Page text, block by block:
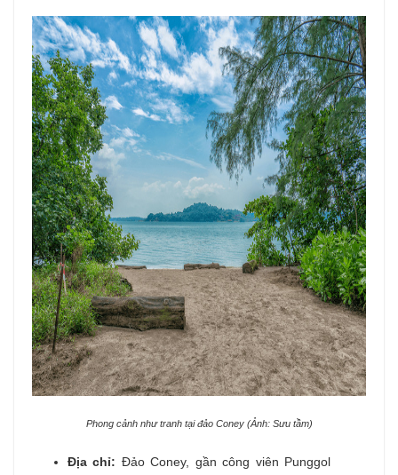
Phong cảnh như tranh tại đảo Coney (Ảnh: Sưu tầm)
Địa chỉ: Đảo Coney, gần công viên Punggol